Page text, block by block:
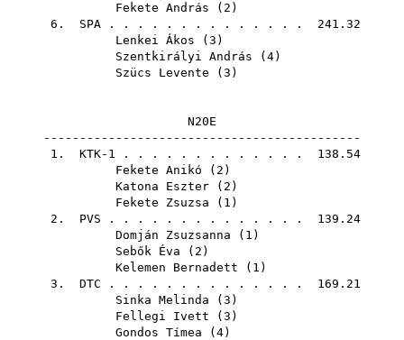
Fekete András ( 2 )
6. SPA . . . . . . . . . . . . . . 241.32
Lenkei Ákos ( 3 )
Szentkirályi András ( 4)
Szücs Levente ( 3 )
N20E
--------------------------------------------
1. KTK-1 . . . . . . . . . . . . . 138.54
Fekete Anikó ( 2 )
Katona Eszter ( 2 )
Fekete Zsuzsa ( 1 )
2. PVS . . . . . . . . . . . . . . 139.24
Domján Zsuzsanna ( 1 )
Sebők Éva ( 2 )
Kelemen Bernadett ( 1 )
3. DTC . . . . . . . . . . . . . . 169.21
Sinka Melinda ( 3 )
Fellegi Ivett ( 3 )
Gondos Tímea ( 4)